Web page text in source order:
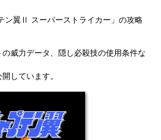
ン翼Ⅱ スーパーストライカー」の攻略
威力データ、隠し必殺技の使用条件な
しています。